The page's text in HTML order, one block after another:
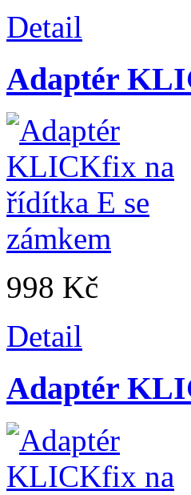
Detail
Adaptér
998 Kč
Detail
Adaptér